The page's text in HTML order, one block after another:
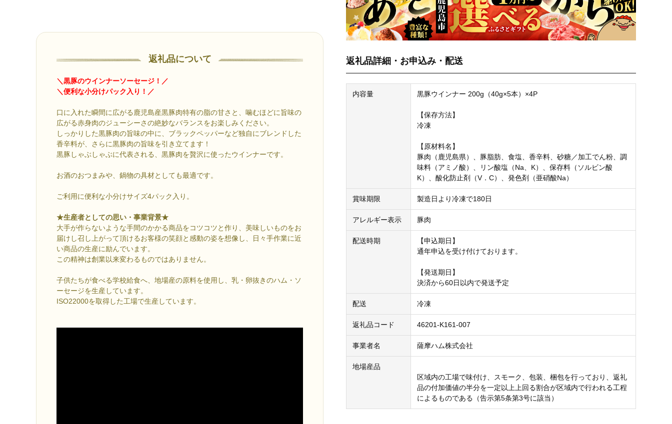
返礼品について
＼黒豚のウインナーソーセージ！／
＼便利な小分けパック入り！／
口に入れた瞬間に広がる鹿児島産黒豚肉特有の脂の甘さと、噛むほどに旨味の
広がる赤身肉のジューシーさの絶妙なバランスをお楽しみください。
しっかりした黒豚肉の旨味の中に、ブラックペッパーなど独自にブレンドした
香辛料が、さらに黒豚肉の旨味を引き立てます！
黒豚しゃぶしゃぶに代表される、黒豚肉を贅沢に使ったウインナーです。
お酒のおつまみや、鍋物の具材としても最適です。
ご利用に便利な小分けサイズ4パック入り。
★生産者としての思い・事業背景★
大手が作らないような手間のかかる商品をコツコツと作り、美味しいものをお
届けし召し上がって頂けるお客様の笑顔と感動の姿を想像し、日々手作業に近
い商品の生産に励んでいます。
この精神は創業以来変わるものではありません。
子供たちが食べる学校給食へ、地場産の原料を使用し、乳・卵抜きのハム・ソ
ーセージを生産しています。
ISO22000を取得した工場で生産しています。
返礼品詳細・お申込み・配送
内容量 黒豚ウインナー 200g（40g×5本）×4P
【保存方法】
冷凍
【原材料名】
豚肉（鹿児島県）、豚脂肪、食塩、香辛料、砂糖／加工でん粉、調
味料（アミノ酸）、リン酸塩（Na、K）、保存料（ソルビン酸
K）、酸化防止剤（V．C）、発色剤（亜硝酸Na）
賞味期限 製造日より冷凍で180日
アレルギー表示 豚肉
配送時期
【申込期日】
通年申込を受け付けております。
【発送期日】
決済から60日以内で発送予定
配送 冷凍
返礼品コード 46201-K161-007
事業者名 薩摩ハム株式会社
地場産品
区域内の工場で味付け、スモーク、包装、梱包を行っており、返礼
品の付加価値の半分を一定以上上回る割合が区域内で行われる工程
によるものである（告示第5条第3号に該当）